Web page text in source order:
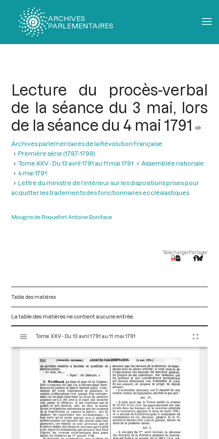
ARCHIVES
PARLEMENTAIRES
Lecture du procès-verbal
de la séance du 3 mai, lors
de la séance du 4 mai 1791
Archives parlementaires de la Révolution Française
Première série (1787-1799)
Tome XXV - Du 13 avril 1791 au 11 mai 1791
Assemblée nationale
4 mai 1791
Lettre du ministre de l’intérieur sur les dispositions prises pour
acquitter les traitements des fonctionnaires ecclésiastiques
Mougins de Roquefort Antoine Boniface
TéléchargerPartager
Table des matières
La table des matières ne contient aucune entrée.
s
Tome XXV - Du 13 avril 1791 au 11 mai 1791